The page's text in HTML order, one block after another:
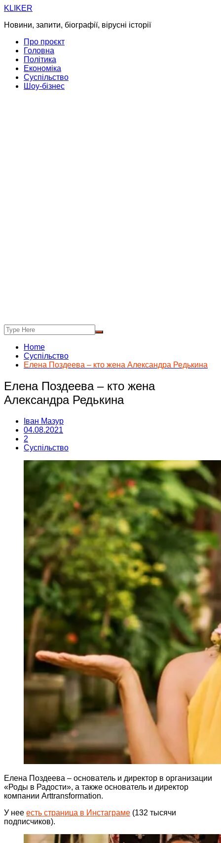
Skip
content
KLIKER
Новини, запити, біографії, вірусні історії
Про проєкт
Головна
Політика
Економіка
Суспільство
Шоу-бізнес
Home
Суспільство
Елена Поздеева – кто жена Александра Редькина
Елена Поздеева – кто жена
Александра Редькина
Іван Мазур
04.08.2021
2
Суспільство
Елена Поздеева – основатель и директор в организации
«Роды в Радости», а также основатель и директор
компании Arttransformation.
У нее есть страница в Инстаграме (132 тысячи
подписчиков).